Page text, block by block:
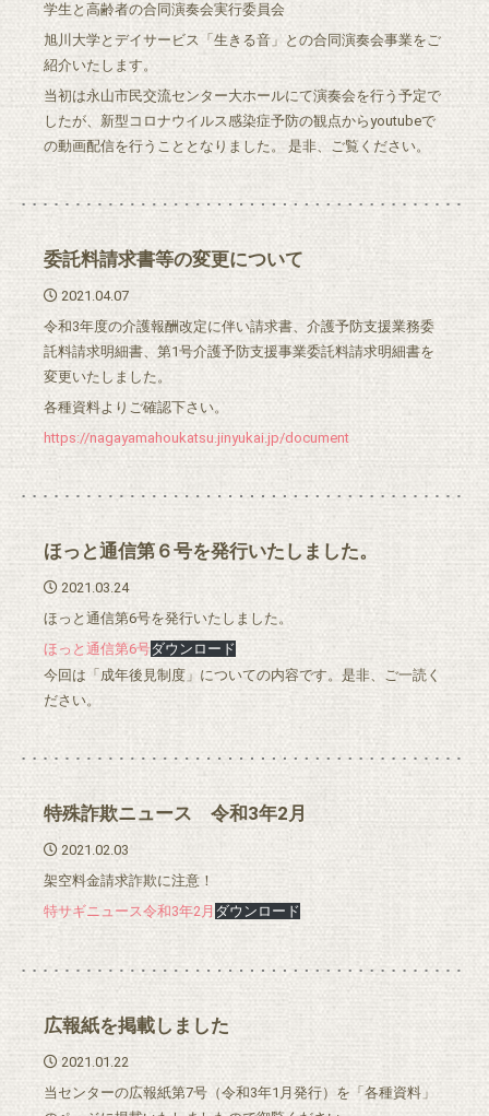
学生と高齢者の合同演奏会実行委員会
旭川大学とデイサービス「生きる音」との合同演奏会事業をご
紹介いたします。
当初は永山市民交流センター大ホールにて演奏会を行う予定で
したが、新型コロナウイルス感染症予防の観点からyoutubeで
の動画配信を行うこととなりました。 是非、ご覧ください。
委託料請求書等の変更について
2021.04.07
令和3年度の介護報酬改定に伴い請求書、介護予防支援業務委
託料請求明細書、第1号介護予防支援事業委託料請求明細書を
変更いたしました。
各種資料よりご確認下さい。
https://nagayamahoukatsu.jinyukai.jp/document
ほっと通信第６号を発行いたしました。
2021.03.24
ほっと通信第6号を発行いたしました。
ほっと通信第6号ダウンロード
今回は「成年後見制度」についての内容です。是非、ご一読く
ださい。
特殊詐欺ニュース 令和3年2月
2021.02.03
架空料金請求詐欺に注意！
特サギニュース令和3年2月 ダウンロード
広報紙を掲載しました
2021.01.22
当センターの広報紙第7号（令和3年1月発行）を「各種資料」